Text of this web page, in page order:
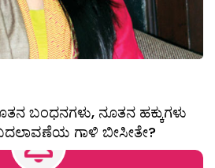
ಬಂಧನಗಳು, ನೂತನ ಹಕ್ಕುಗಳು
ಗಾಳಿ ಬೀಸೀತೇ?